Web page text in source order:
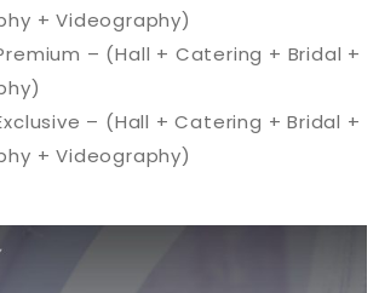
+ Videography)
– (Hall + Catering + Bridal +
– (Hall + Catering + Bridal +
+ Videography)